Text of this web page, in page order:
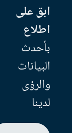
ابق على
اطلاع
بأحدث
البيانات
والرؤى
لدينا